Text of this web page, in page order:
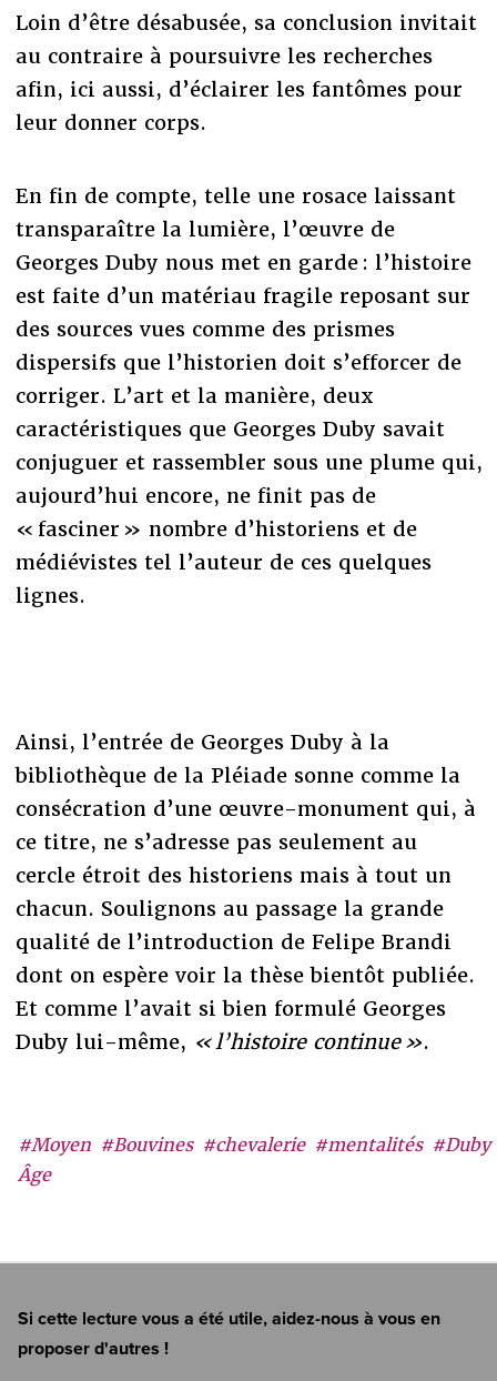
#Moyen
Âge
#Bouvines #chevalerie #mentalités #Duby
Loin d’être désabusée, sa conclusion invitait
au contraire à poursuivre les recherches
afin, ici aussi, d’éclairer les fantômes pour
leur donner corps.
En fin de compte, telle une rosace laissant
transparaître la lumière, l’œuvre de
Georges Duby nous met en garde : l’histoire
est faite d’un matériau fragile reposant sur
des sources vues comme des prismes
dispersifs que l’historien doit s’efforcer de
corriger. L’art et la manière, deux
caractéristiques que Georges Duby savait
conjuguer et rassembler sous une plume qui,
aujourd’hui encore, ne finit pas de
« fasciner » nombre d’historiens et de
médiévistes tel l’auteur de ces quelques
lignes.
Ainsi, l’entrée de Georges Duby à la
bibliothèque de la Pléiade sonne comme la
consécration d’une œuvre-monument qui, à
ce titre, ne s’adresse pas seulement au
cercle étroit des historiens mais à tout un
chacun. Soulignons au passage la grande
qualité de l’introduction de Felipe Brandi
dont on espère voir la thèse bientôt publiée.
Et comme l’avait si bien formulé Georges
Duby lui-même, « l’histoire continue ».
Si cette lecture vous a été utile, aidez-nous à vous en
proposer d'autres !